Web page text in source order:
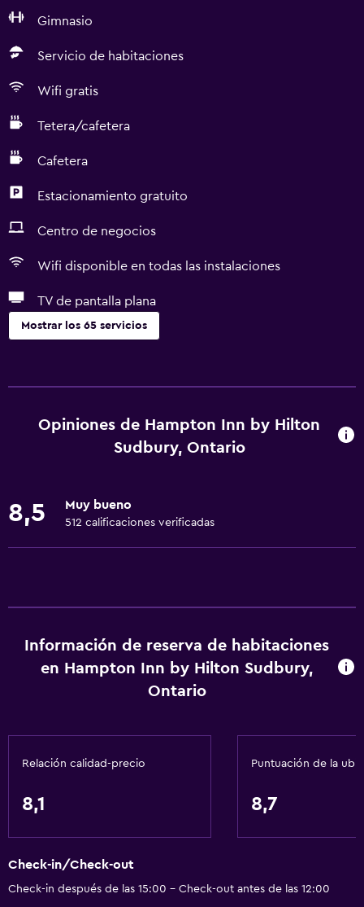
Gimnasio
Servicio de habitaciones
Wifi gratis
Tetera/cafetera
Cafetera
Estacionamiento gratuito
Centro de negocios
Wifi disponible en todas las instalaciones
TV de pantalla plana
Mostrar los 65 servicios
Salas de conferencia
Cajero automático/banco
Centro de negocios
Cambio de divisas
Instalaciones para reuniones
Recepción 24 horas
Accesibilidad y adecuación
Accesibilidad
Almohada hipoalergénica
Para no fumadores
Opiniones de Hampton Inn by Hilton
Sudbury, Ontario
8,5 Muy bueno
512 calificaciones verificadas
Información de reserva de habitaciones
en Hampton Inn by Hilton Sudbury,
Ontario
Relación calidad-precio
8,1
Puntuación de la
8,7
Check-in/Check-out
Check-in después de las 15:00 - Check-out antes de las 12:00